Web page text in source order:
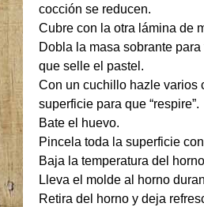
cocción se reducen.
Cubre con la otra lámina de
Dobla la masa sobrante
que selle el pastel.
Con un cuchillo hazle varios
superficie para que “respire”.
Bate el huevo.
Pincela toda la superficie
Baja la temperatura del
Lleva el molde al horno
Retira del horno y deja